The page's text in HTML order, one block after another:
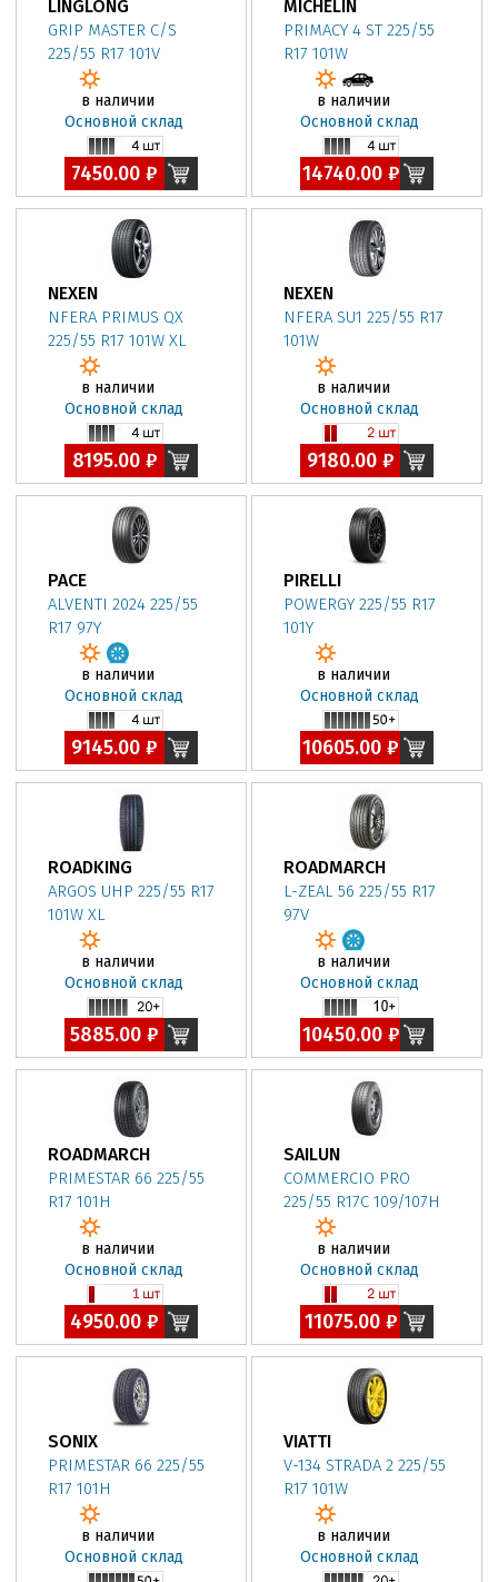
LINGLONG
GRIP MASTER C/S
225/55 R17 101V
в наличии
Основной склад
7450.00 ₽
MICHELIN
PRIMACY 4 ST 225/55
R17 101W
в наличии
Основной склад
14740.00 ₽
NEXEN
NFERA PRIMUS QX
225/55 R17 101W XL
в наличии
Основной склад
8195.00 ₽
NEXEN
NFERA SU1 225/55 R17
101W
в наличии
Основной склад
9180.00 ₽
PACE
ALVENTI 2024 225/55
R17 97Y
в наличии
Основной склад
9145.00 ₽
PIRELLI
POWERGY 225/55 R17
101Y
в наличии
Основной склад
10605.00 ₽
ROADKING
ARGOS UHP 225/55 R17
101W XL
в наличии
Основной склад
5885.00 ₽
ROADMARCH
L-ZEAL 56 225/55 R17
97V
в наличии
Основной склад
10450.00 ₽
ROADMARCH
PRIMESTAR 66 225/55
R17 101H
в наличии
Основной склад
4950.00 ₽
SAILUN
COMMERCIO PRO
225/55 R17C 109/107H
в наличии
Основной склад
11075.00 ₽
SONIX
PRIMESTAR 66 225/55
R17 101H
в наличии
Основной склад
VIATTI
V-134 STRADA 2 225/55
R17 101W
в наличии
Основной склад